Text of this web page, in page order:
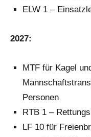
ELW 1 –
2027:
MTF für Kagel
Personen
RTB 1 –
LF 10 für